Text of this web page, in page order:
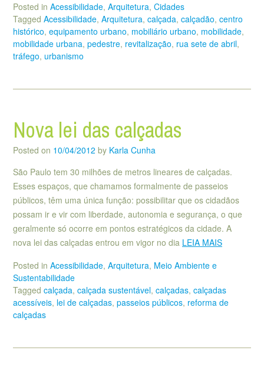
Posted in Acessibilidade, Arquitetura, Cidades
Tagged Acessibilidade, Arquitetura, calçada, calçadão, centro
histórico, equipamento urbano, mobiliário urbano, mobilidade,
mobilidade urbana, pedestre, revitalização, rua sete de abril,
tráfego, urbanismo
Nova lei das calçadas
Posted on 10/04/2012 by Karla Cunha
São Paulo tem 30 milhões de metros lineares de calçadas.
Esses espaços, que chamamos formalmente de passeios
públicos, têm uma única função: possibilitar que os cidadãos
possam ir e vir com liberdade, autonomia e segurança, o que
geralmente só ocorre em pontos estratégicos da cidade. A
nova lei das calçadas entrou em vigor no dia LEIA MAIS
Posted in Acessibilidade, Arquitetura, Meio Ambiente e
Sustentabilidade
Tagged calçada, calçada sustentável, calçadas, calçadas
acessíveis, lei de calçadas, passeios públicos, reforma de
calçadas